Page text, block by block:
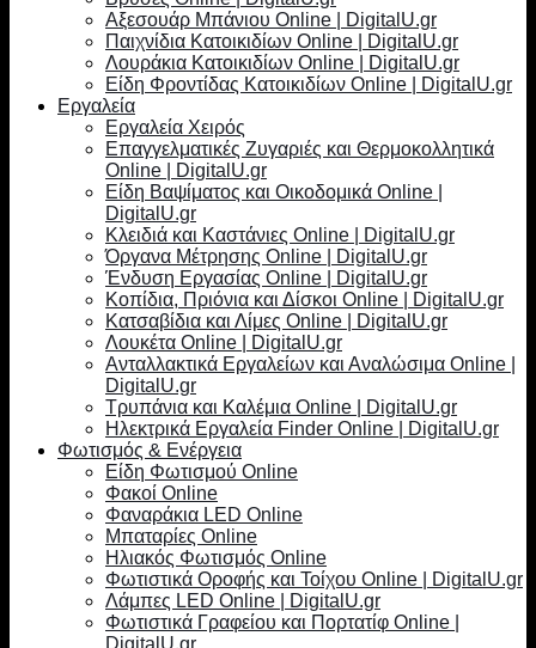
Αξεσουάρ Μπάνιου Online | DigitalU.gr
Παιχνίδια Κατοικιδίων Online | DigitalU.gr
Λουράκια Κατοικιδίων Online | DigitalU.gr
Είδη Φροντίδας Κατοικιδίων Online | DigitalU.gr
Εργαλεία
Εργαλεία Χειρός
Επαγγελματικές Ζυγαριές και Θερμοκολλητικά
Online | DigitalU.gr
Είδη Βαψίματος και Οικοδομικά Online |
DigitalU.gr
Κλειδιά και Καστάνιες Online | DigitalU.gr
Όργανα Μέτρησης Online | DigitalU.gr
Ένδυση Εργασίας Online | DigitalU.gr
Κοπίδια, Πριόνια και Δίσκοι Online | DigitalU.gr
Κατσαβίδια και Λίμες Online | DigitalU.gr
Λουκέτα Online | DigitalU.gr
Ανταλλακτικά Εργαλείων και Αναλώσιμα Online |
DigitalU.gr
Τρυπάνια και Καλέμια Online | DigitalU.gr
Ηλεκτρικά Εργαλεία Finder Online | DigitalU.gr
Φωτισμός & Ενέργεια
Είδη Φωτισμού Online
Φακοί Online
Φαναράκια LED Online
Μπαταρίες Online
Ηλιακός Φωτισμός Online
Φωτιστικά Οροφής και Τοίχου Online | DigitalU.gr
Λάμπες LED Online | DigitalU.gr
Φωτιστικά Γραφείου και Πορτατίφ Online |
DigitalU.gr